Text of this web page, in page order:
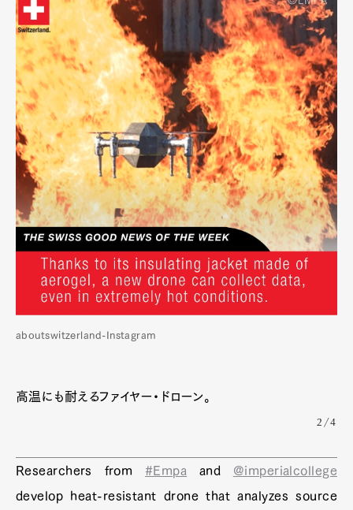
aboutswitzerland-Instagram
高温にも耐えるファイヤー・ドローン。
2/4
Researchers from #Empa and @imperialcollege
develop heat-resistant drone that analyzes source